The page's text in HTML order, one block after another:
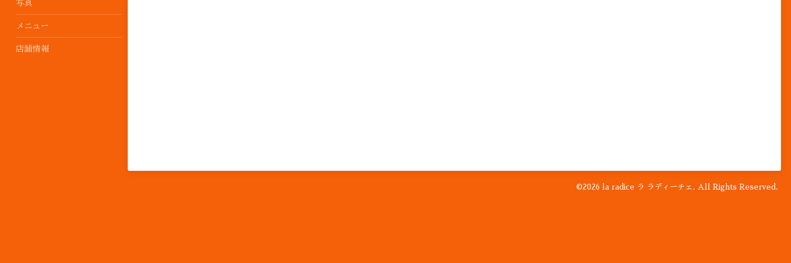
©2026 la radice ラ ラディーチェ . All Rights Reserved.
写真
メニュー
店舗情報